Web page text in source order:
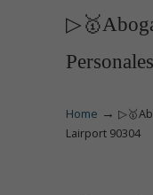
Home →
Lairport 90304